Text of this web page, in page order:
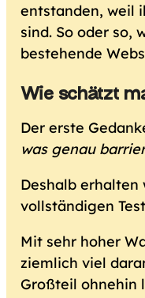
entstanden, weil
sind. So oder so,
bestehende
Wie schätzt
Der erste
was genau
Deshalb
vollständigen
Mit sehr hoher
ziemlich viel
Großteil ohnehin